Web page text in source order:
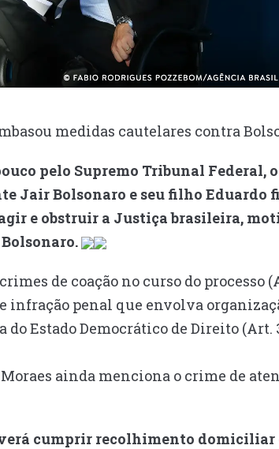
medidas cautelares contra
pelo Supremo Tribunal Federal,
Jair Bolsonaro e seu filho Eduardo
e obstruir a Justiça brasileira,
de coação no curso do processo
infração penal que envolva
do Estado Democrático de Direito (Art.
ainda menciona o crime de
cumprir recolhimento domiciliar